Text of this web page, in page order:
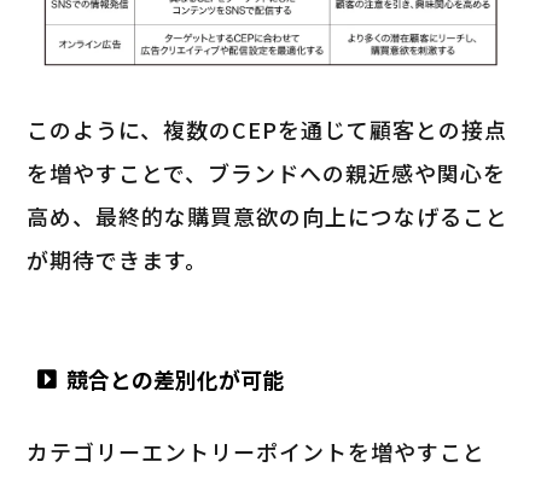
このように、複数のCEPを通じて顧客との接点
を増やすことで、ブランドへの親近感や関心を
高め、最終的な購買意欲の向上につなげること
が期待できます。
競合との差別化が可能
カテゴリーエントリーポイントを増やすこと